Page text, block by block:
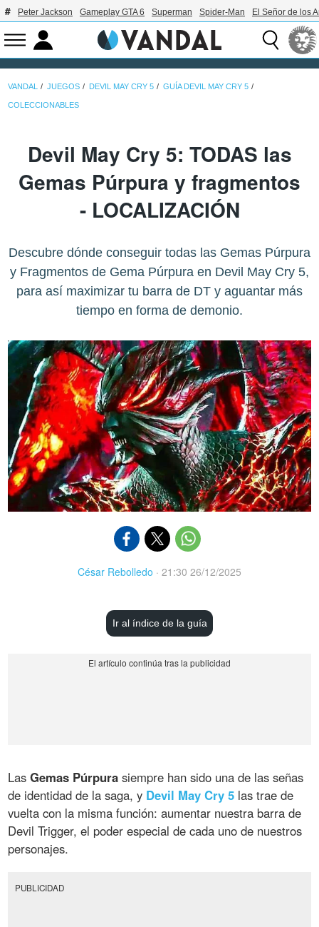
Peter Jackson Gameplay GTA 6 Superman Spider-Man El Señor de los
VANDAL JUEGOS DEVIL MAY CRY 5 GUÍA DEVIL MAY CRY 5
COLECCIONABLES
Devil May Cry 5: TODAS las
Gemas Púrpura y fragmentos
- LOCALIZACIÓN
Descubre dónde conseguir todas las Gemas Púrpura
y Fragmentos de Gema Púrpura en Devil May Cry 5,
para así maximizar tu barra de DT y aguantar más
tiempo en forma de demonio.
César Rebolledo · 21:30 26/12/2025
Ir al índice de la guía
LasGemas Púrpura siempre han sido una de las señas
de identidad de la saga, y Devil May Cry 5 las trae de
vuelta con la misma función: aumentar nuestra barra de
Devil Trigger, el poder especial de cada uno de nuestros
personajes.
PUBLICIDAD